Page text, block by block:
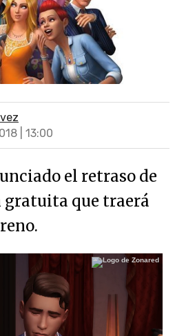
| 13:00
el retraso de
que traerá